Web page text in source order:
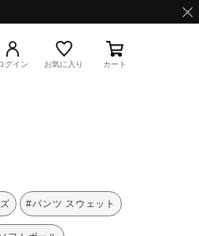
グイン お気に入り カート
#パンツ スウェット